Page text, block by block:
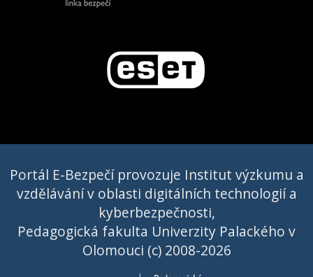
Portál E-Bezpečí provozuje Institut výzkumu a
vzdělávání v oblasti digitálních technologií a
kyberbezpečnosti,
Pedagogická fakulta Univerzity Palackého v
Olomouci (c) 2008-2026